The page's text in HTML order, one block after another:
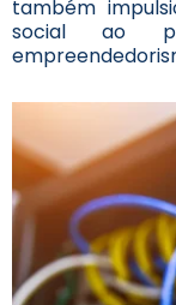
também
social ao